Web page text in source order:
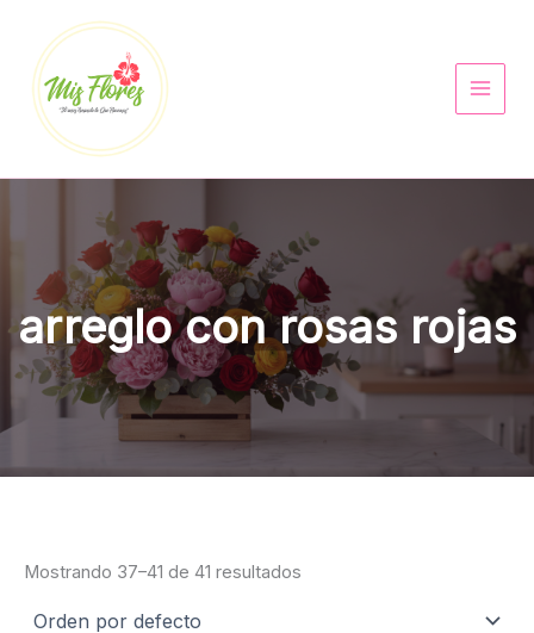
contenido
arreglo con rosas rojas
Mostrando 37–41 de 41 resultados